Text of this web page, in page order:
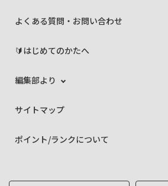
よくある質問・お問い合わせ
🔰はじめてのかたへ
編集部より
サイトマップ
ポイント/ランクについて